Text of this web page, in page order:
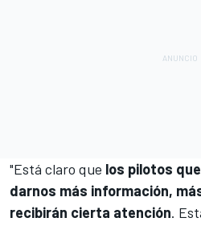
"Está claro que los pilotos
darnos más información,
recibirán cierta atención.